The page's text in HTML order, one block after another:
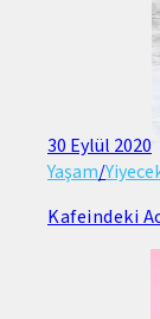
30 Eylül 2020
Yaşam/
Kafeindeki